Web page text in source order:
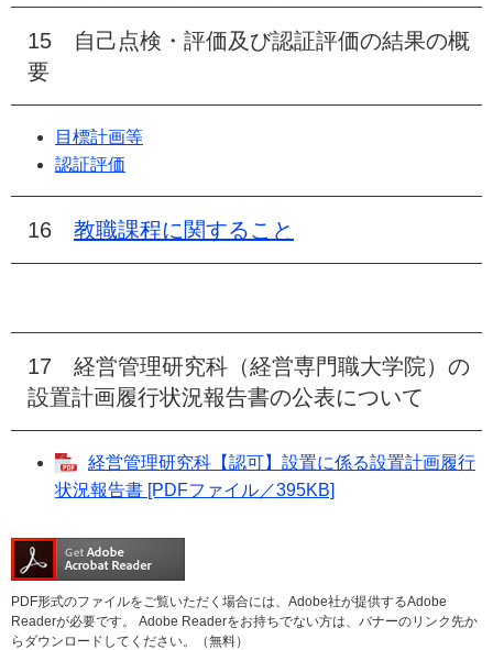
15 自己点検・評価及び認証評価の結果の概
要
目標計画等
認証評価
16 教職課程に関すること
17 経営管理研究科（経営専門職大学院）の
設置計画履行状況報告書の公表について
経営管理研究科【認可】設置に係る設置計画履行
状況報告書 [PDFファイル／395KB]
PDF形式のファイルをご覧いただく場合には、Adobe社が提供するAdobe
Readerが必要です。
Adobe Readerをお持ちでない方は、バナーのリンク先か
らダウンロードしてください。（無料）